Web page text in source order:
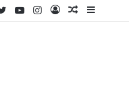
Rastgele
Kayıt
Instagram
YouTube
Twitter